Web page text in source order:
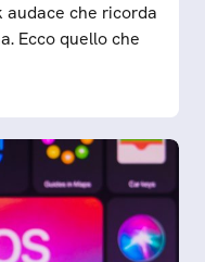
audace che ricorda
Ecco quello che